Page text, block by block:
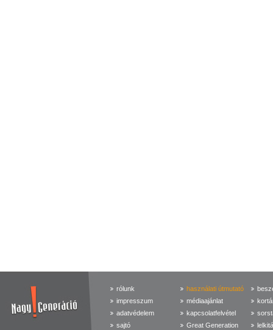
rólunk
impresszum
adatvédelem
sajtó
használati útmutató
médiaajánlat
kapcsolatfelvétel
Great Generation